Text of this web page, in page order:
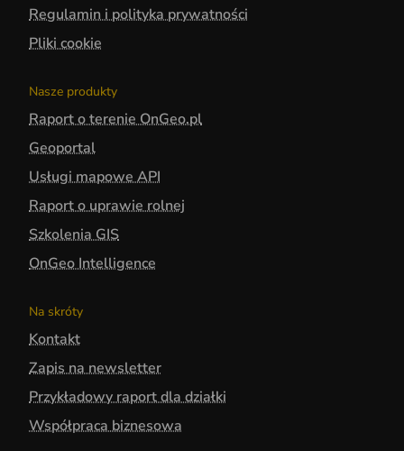
Regulamin i polityka prywatności
Pliki cookie
Nasze produkty
Raport o terenie OnGeo.pl
Geoportal
Usługi mapowe API
Raport o uprawie rolnej
Szkolenia GIS
OnGeo Intelligence
Na skróty
Kontakt
Zapis na newsletter
Przykładowy raport dla działki
Współpraca biznesowa